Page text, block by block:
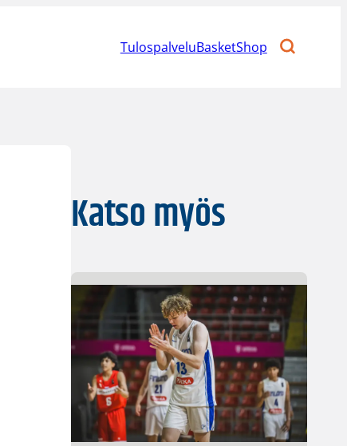
TulospalveluBasketShop
Katso myös